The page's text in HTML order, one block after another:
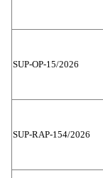
SUP-OP-15/2026
SUP-RAP-154/2026